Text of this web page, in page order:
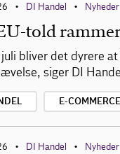
• DI Handel • Nyheder
told
juli bliver det dyrere
siger DI
E-COMMERCE
• DI Handel • Nyheder